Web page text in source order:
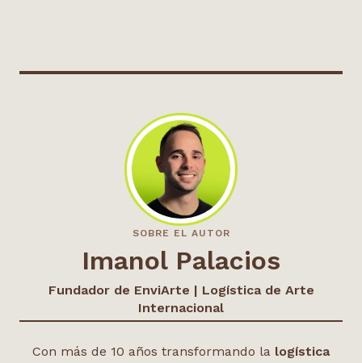
SOBRE EL AUTOR
Imanol Palacios
Fundador de EnviArte | Logística de Arte
Internacional
Con más de 10 años transformando la logística